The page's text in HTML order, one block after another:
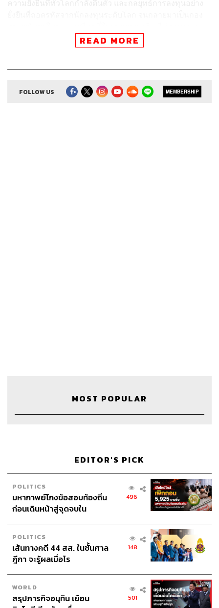
ผ่านแอปพลิเคชันต่างๆ ที่คุณสะดวกหรือใช้อยู่แล้วได้เลย
Credits
Show Creatorนครินทร์ วนกิจไพบูลย์
Head of The Secret Sauceปณชัย อารีเพิ่มพร
Content Creator
Video Editorวุฒิชัย ถิระบัญชาศักดิ์
Sound Designer & Engineer
กฤตพล จียะเกียรติ
Sound Recording Engineerขจีพรรณ วิจิตรรัตน์
Assistant
Graphic Designerธนิดา โตวิวัฒน์
READ MORE
FOLLOW US MEMBERSHIP
MOST POPULAR
EDITOR'S PICK
POLITICS
มหากาพย์โกงข้อสอบท้องถิ่น
ก่อนเดินหน้าสู่จุดจบใน
496
POLITICS
เส้นทางคดี 44 สส. ในชั้นศาล
ฎีกา จะรู้ผลเมื่อไร
148
WORLD
สรุปภารกิจอนุทิน เยือน
501